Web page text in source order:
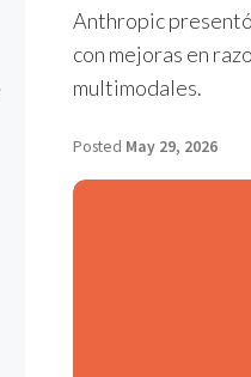
Anthropic
con mejoras en
multimodales.
Posted May 29, 2026